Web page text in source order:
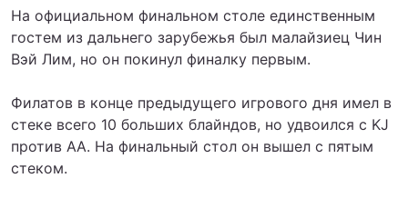
На официальном финальном столе единственным
гостем из дальнего зарубежья был малайзиец Чин
Вэй Лим, но он покинул финалку первым.
Филатов в конце предыдущего игрового дня имел в
стеке всего 10 больших блайндов, но удвоился с KJ
против АА. На финальный стол он вышел с пятым
стеком.